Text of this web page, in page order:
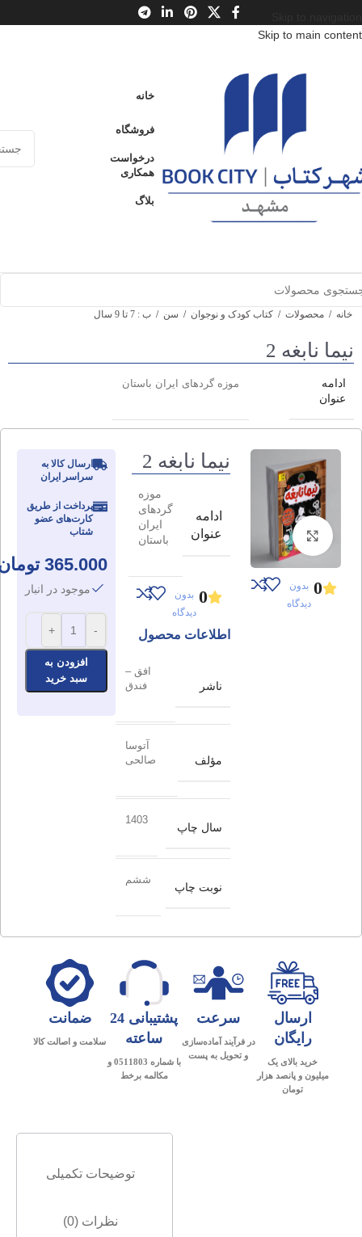
Skip to main content
خانه
فروشگاه
درخواست
همکاری
بلاگ
خانه / محصولات / کتاب کودک و نوجوان / سن / ب : 7 تا 9 سال
نیما نابغه 2
ادامه
عنوان
موزه گردهای ایران باستان
برای بزرگنمایی کلیک کنید
0 بدون
دیدگاه
نیما نابغه 2
ادامه
عنوان
موزه
گردهای
ایران
باستان
0 بدون
دیدگاه
اطلاعات محصول
ناشر
افق –
فندق
مؤلف
آتوسا
صالحی
سال چاپ
1403
نوبت چاپ
ششم
ارسال کالا به
سراسر ایران
پرداخت از طریق
کارت‌های عضو
شتاب
365.000
موجود در انبار
-
+
افزودن به
سبد خرید
ارسال
رایگان
خرید بالای یک
میلیون و پانصد هزار
تومان
سرعت
در فرآیند آماده‌سازی
و تحویل به پست
پشتیبانی 24
ساعته
با شماره 0511803 و
مکالمه برخط
ضمانت
سلامت و اصالت کالا
توضیحات تکمیلی
نظرات (0)